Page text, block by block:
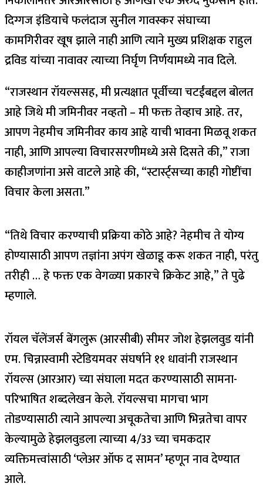
दिग्गज इंडियाचे फलंदाज सुनील गावस्कर संघाच्या
कामगिरीवर खूष झाले नाही आणि त्याने मुख्य प्रशिक्षक राहुल
द्रविड यांच्या नावावर त्याच्या निर्घृण निर्णयामध्ये नाव दिले.
“राजस्थान रॉयल्ससह, मी प्रत्यक्षात पूर्वीच्या चटईंबद्दल बोलत
आहे जिथे मी जमिनीवर नव्हतो – मी फक्त तेव्हाच आहे. तर,
आपण नेहमीच जमिनीवर काय आहे याची भावना मिळवू शकत
नाही, आणि आपल्या विचारसरणीमध्ये असे दिसते की,” राजा
काहीजणांना असे वाटले आहे की, “स्टार्स्ट्सच्या काही गोष्टींचा
विचार केला असता.”
“तिथे विचार करण्याची प्रक्रिया कोठे आहे? नेहमीच ते योग्य
होण्यासाठी आपण तज्ञांना अपंग खेळाडू करू शकत नाही, परंतु
तरीही … हे फक्त एक वेगळ्या प्रकारचे क्रिकेट आहे,” ते पुढे
म्हणाले.
रॉयल चॅलेंजर्स बेंगलुरू (आरसीबी) सीमर जोश हेझलवुड यांनी
एम. चिन्नास्वामी स्टेडियमवर संघर्षाने ११ धावांनी राजस्थान
रॉयल्स (आरआर) च्या संघाला मदत करण्यासाठी सामना-
परिभाषित शब्दलेखन केले. रॉयल्सचा मागचा भाग
तोडण्यासाठी त्याने आपल्या अचूकतेचा आणि भिन्नतेचा वापर
केल्यामुळे हेझलवुडला त्याच्या 4/33 च्या चमकदार
व्यक्तिमत्त्वांसाठी ‘प्लेअर ऑफ द सामन’ म्हणून नाव देण्यात
आले.